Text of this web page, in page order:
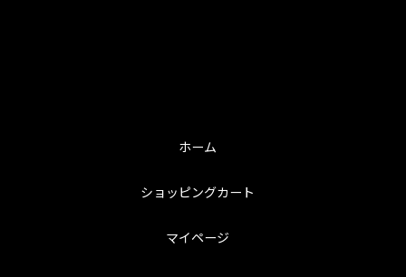
ホーム
ショッピングカート
マイページ